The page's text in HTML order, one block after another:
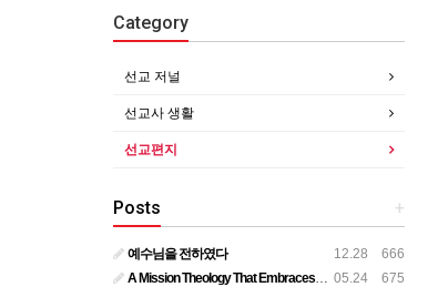
Category
선교 저널
선교사 생활
선교편지
+
Posts
12.28 666
예수님을 전하였다
05.24 675
A Mission Theology That Embraces All Aspects of Human Life